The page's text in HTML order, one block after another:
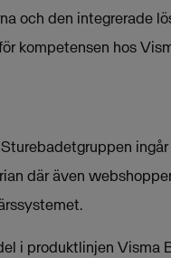
och den integrerade
kompetensen hos
där även
i produktlinjen Visma